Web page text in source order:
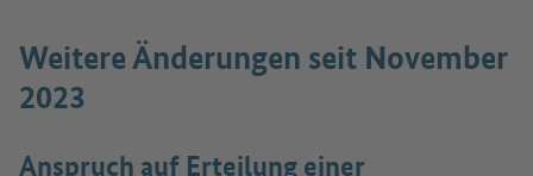
Weitere Änderungen seit November
2023
Anspruch auf Erteilung einer